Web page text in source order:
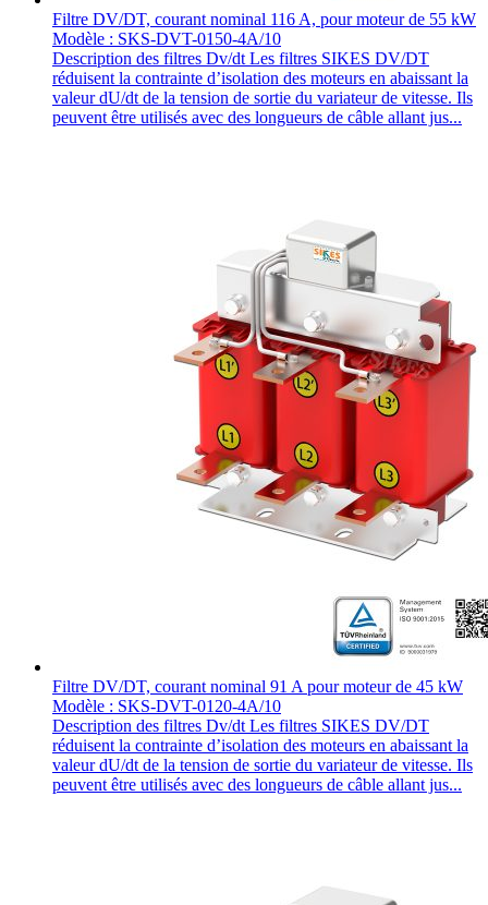
Filtre DV/DT, courant nominal 116 A, pour moteur de 55 kW
Modèle : SKS-DVT-0150-4A/10
Description des filtres Dv/dt Les filtres SIKES DV/DT
réduisent la contrainte d’isolation des moteurs en abaissant la
valeur dU/dt de la tension de sortie du variateur de vitesse. Ils
peuvent être utilisés avec des longueurs de câble allant jus...
Filtre DV/DT, courant nominal 91 A pour moteur de 45 kW
Modèle : SKS-DVT-0120-4A/10
Description des filtres Dv/dt Les filtres SIKES DV/DT
réduisent la contrainte d’isolation des moteurs en abaissant la
valeur dU/dt de la tension de sortie du variateur de vitesse. Ils
peuvent être utilisés avec des longueurs de câble allant jus...